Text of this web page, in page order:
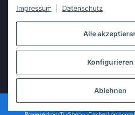
Alle
Konfigurieren
Ablehnen
Impressum Datenschutz
Vertrag
* Alle Preise inkl. gesetzlicher USt., zzgl.
Besucherzähler: